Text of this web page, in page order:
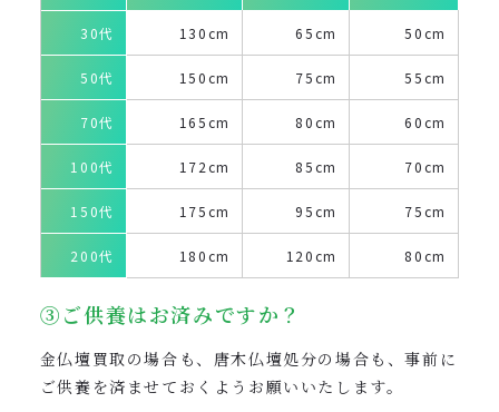
30代 130cm 65cm 50cm
50代 150cm 75cm 55cm
70代 165cm 80cm 60cm
100代 172cm 85cm 70cm
150代 175cm 95cm 75cm
200代 180cm 120cm 80cm
③ご供養はお済みですか？
金仏壇買取の場合も、唐木仏壇処分の場合も、事前に
ご供養を済ませておくようお願いいたします。